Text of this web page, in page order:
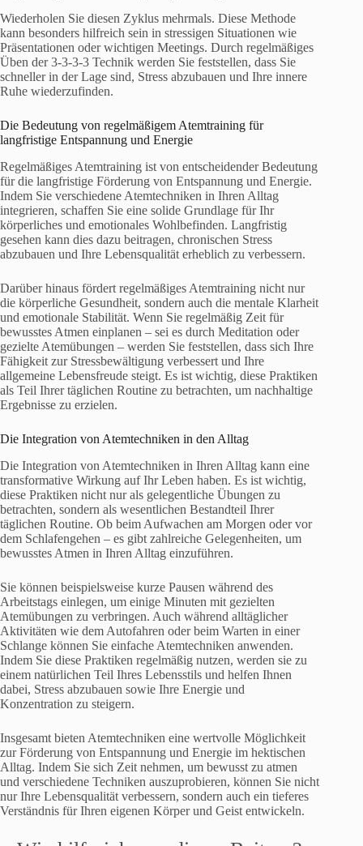
Wiederholen Sie diesen Zyklus mehrmals. Diese Methode
kann besonders hilfreich sein in stressigen Situationen wie
Präsentationen oder wichtigen Meetings. Durch regelmäßiges
Üben der 3-3-3-3 Technik werden Sie feststellen, dass Sie
schneller in der Lage sind, Stress abzubauen und Ihre innere
Ruhe wiederzufinden.
Die Bedeutung von regelmäßigem Atemtraining für
langfristige Entspannung und Energie
Regelmäßiges Atemtraining ist von entscheidender Bedeutung
für die langfristige Förderung von Entspannung und Energie.
Indem Sie verschiedene Atemtechniken in Ihren Alltag
integrieren, schaffen Sie eine solide Grundlage für Ihr
körperliches und emotionales Wohlbefinden. Langfristig
gesehen kann dies dazu beitragen, chronischen Stress
abzubauen und Ihre Lebensqualität erheblich zu verbessern.
Darüber hinaus fördert regelmäßiges Atemtraining nicht nur
die körperliche Gesundheit, sondern auch die mentale Klarheit
und emotionale Stabilität. Wenn Sie regelmäßig Zeit für
bewusstes Atmen einplanen – sei es durch Meditation oder
gezielte Atemübungen – werden Sie feststellen, dass sich Ihre
Fähigkeit zur Stressbewältigung verbessert und Ihre
allgemeine Lebensfreude steigt. Es ist wichtig, diese Praktiken
als Teil Ihrer täglichen Routine zu betrachten, um nachhaltige
Ergebnisse zu erzielen.
Die Integration von Atemtechniken in den Alltag
Die Integration von Atemtechniken in Ihren Alltag kann eine
transformative Wirkung auf Ihr Leben haben. Es ist wichtig,
diese Praktiken nicht nur als gelegentliche Übungen zu
betrachten, sondern als wesentlichen Bestandteil Ihrer
täglichen Routine. Ob beim Aufwachen am Morgen oder vor
dem Schlafengehen – es gibt zahlreiche Gelegenheiten, um
bewusstes Atmen in Ihren Alltag einzuführen.
Sie können beispielsweise kurze Pausen während des
Arbeitstags einlegen, um einige Minuten mit gezielten
Atemübungen zu verbringen. Auch während alltäglicher
Aktivitäten wie dem Autofahren oder beim Warten in einer
Schlange können Sie einfache Atemtechniken anwenden.
Indem Sie diese Praktiken regelmäßig nutzen, werden sie zu
einem natürlichen Teil Ihres Lebensstils und helfen Ihnen
dabei, Stress abzubauen sowie Ihre Energie und
Konzentration zu steigern.
Insgesamt bieten Atemtechniken eine wertvolle Möglichkeit
zur Förderung von Entspannung und Energie im hektischen
Alltag. Indem Sie sich Zeit nehmen, um bewusst zu atmen
und verschiedene Techniken auszuprobieren, können Sie nicht
nur Ihre Lebensqualität verbessern, sondern auch ein tieferes
Verständnis für Ihren eigenen Körper und Geist entwickeln.